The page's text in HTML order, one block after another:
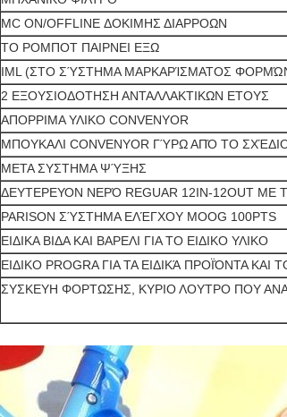
MC ON/OFFLINE ΔΟΚΙΜΗΣ ΔΙΑΡΡΟΩΝ
ΤΟ ΡΟΜΠΟΤ ΠΑΙΡΝΕΙ ΕΞΩ
IML (ΣΤΟ ΣΎΣΤΗΜΑ ΜΑΡΚΑΡΊΣΜΑΤΟΣ
2 ΕΞΟΥΣΙΟΔΟΤΗΣΗ ΑΝΤΑΛΛΑΚΤΙΚΩΝ ΕΤΟΥΣ
ΑΠΟΡΡΙΜΑ ΥΛΙΚΟ CONVENYOR
ΜΠΟΥΚΑΛΙ CONVENYOR ΓΎΡΩ ΑΠΌ ΤΟ
ΜΕΤΑ ΣΥΣΤΗΜΑ ΨΎΞΗΣ
ΔΕΥΤΕΡΕΥΟΝ ΝΕΡΌ REGUAR 12IN-12OUT
PARISON ΣΎΣΤΗΜΑ ΕΛΈΓΧΟΥ MOOG 100PTS
ΕΙΔΙΚΑ ΒΙΔΑ ΚΑΙ ΒΑΡΕΛΙ ΓΙΑ ΤΟ ΕΙΔΙΚΟ ΥΛΙΚΟ
ΕΙΔΙΚΟ PROGRA ΓΙΑ ΤΑ ΕΙΔΙΚΆ ΠΡΟΪΌΝΤΑ
ΣΥΣΚΕΥΗ ΦΟΡΤΩΣΗΣ, ΚΥΡΙΟ ΛΟΥΤΡΟ ΠΟΥ